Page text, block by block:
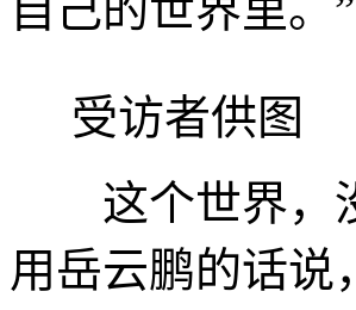
自己的世界里。”
受访者供图
这个世界，没
用岳云鹏的话说